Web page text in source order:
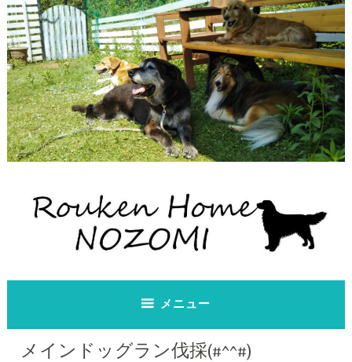
コ
ン
テ
ン
ツ
へ
ス
キ
ッ
プ
老犬ホーム のぞみ
メニュー
メインドッグラン伐採(#^^#)